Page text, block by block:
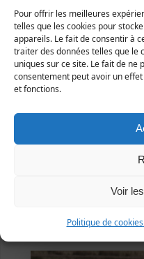
Pour offrir les meilleures
telles que les cookies pour
appareils. Le fait de consentir à
traiter des données telles que le
uniques sur ce site. Le fait de
consentement peut avoir un
et fonctions.
Voir
Politique de cookies